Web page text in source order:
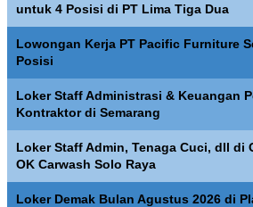
untuk 4 Posisi di PT Lima Tiga Dua
Lowongan Kerja PT Pacific Furniture
Posisi
Loker Staff Administrasi & Keuangan
Kontraktor di Semarang
Loker Staff Admin, Tenaga Cuci, dll di
OK Carwash Solo Raya
Loker Demak Bulan Agustus 2026 di